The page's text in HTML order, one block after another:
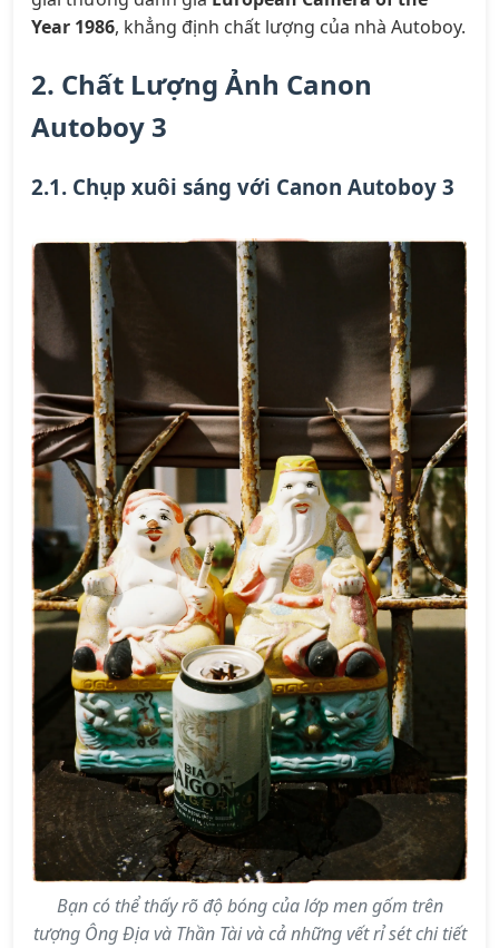
Year 1986, khẳng định chất lượng của nhà Autoboy.
2. Chất Lượng Ảnh Canon
Autoboy 3
2.1. Chụp xuôi sáng với Canon Autoboy 3
Bạn có thể thấy rõ độ bóng của lớp men gốm trên
tượng Ông Địa và Thần Tài và cả những vết rỉ sét chi tiết